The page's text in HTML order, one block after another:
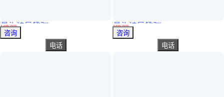
HRB400环氧钢筋 三级带肋钢筋 浇筑面干净整洁 精选厂家
真实性已核验
￥ 3780.00/吨
湖南益阳
咨询
电话
CRB600H冷轧带肋高强钢筋6mm盘螺8mm10mm12mm
真实性已核验
￥3000 .00/吨
新疆喀什
咨询
电话